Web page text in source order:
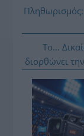
Πληθωρισμός:
Το…
διορθώνει